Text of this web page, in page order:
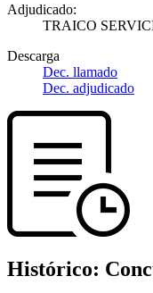
Adjudicado:
TRAICO
Descarga
Dec. llamado
Dec. adjudicado
Histórico: